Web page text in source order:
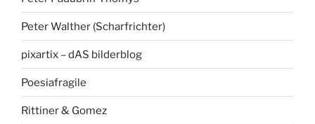
Peter Walther (Scharfrichter)
pixartix – dAS bilderblog
Poesiafragile
Rittiner & Gomez